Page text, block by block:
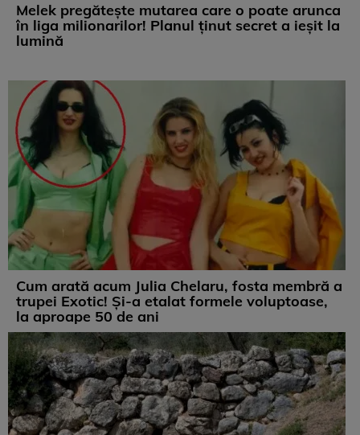
Melek pregătește mutarea care o poate arunca
în liga milionarilor! Planul ținut secret a ieșit la
lumină
Cum arată acum Julia Chelaru, fosta membră a
trupei Exotic! Și-a etalat formele voluptoase,
la aproape 50 de ani